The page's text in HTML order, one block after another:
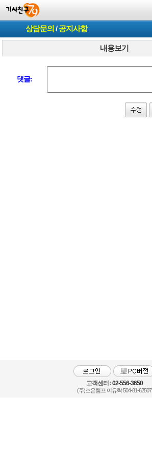
상담문의 /공지사항
내용보기
댓글:
고객센터 :02-556-3650
(주)조은캠프 이유락 504-81-62507